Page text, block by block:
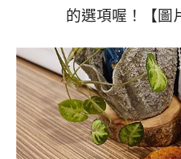
的選項喔！【圖